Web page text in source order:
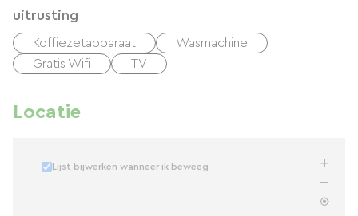
uitrusting
Koffiezetapparaat
Wasmachine
Gratis Wifi
TV
Locatie
Lijst bijwerken wanneer ik beweeg